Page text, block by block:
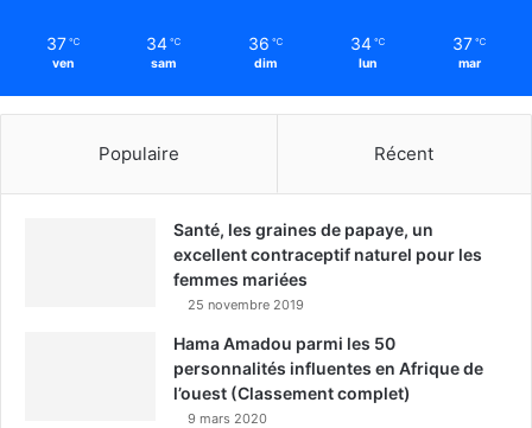
37 ℃
ven
34 ℃
sam
36 ℃
dim
34 ℃
lun
37 ℃
mar
Populaire Récent
Santé, les graines de papaye, un
excellent contraceptif naturel pour les
femmes mariées
25 novembre 2019
Hama Amadou parmi les 50
personnalités influentes en Afrique de
l’ouest (Classement complet)
9 mars 2020